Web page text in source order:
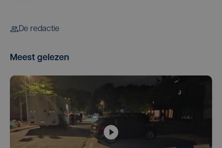
De redactie
Meest gelezen